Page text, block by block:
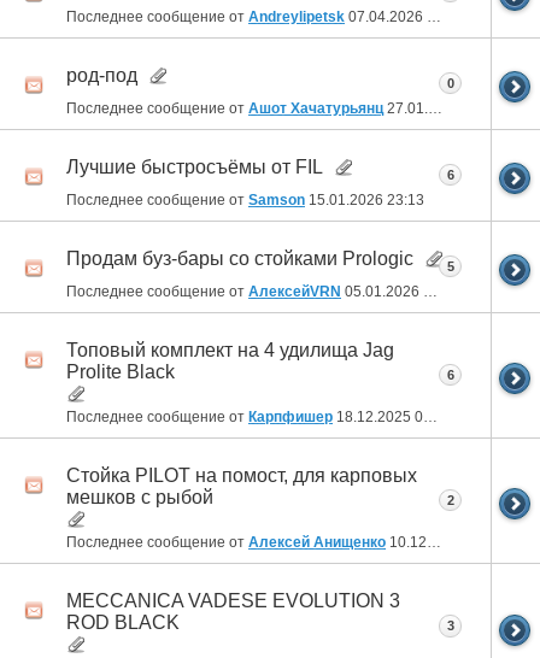
Последнее сообщение от Andreylipetsk 07.04.2026
род-под
Последнее сообщение от Ашот Хачатурьянц 27.01.2026
0
Лучшие быстросъёмы от FIL
Последнее сообщение от Samson 15.01.2026 23:13
6
Продам буз-бары со стойками Prologic
Последнее сообщение от АлексейVRN 05.01.2026
5
Топовый комплект на 4 удилища Jag
Prolite Black
Последнее сообщение от Карпфишер 18.12.2025 01:31
6
Стойка PILOT на помост, для карповых
мешков с рыбой
Последнее сообщение от Алексей Анищенко 10.12.2025
2
MECCANICA VADESE EVOLUTION 3
ROD BLACK
3